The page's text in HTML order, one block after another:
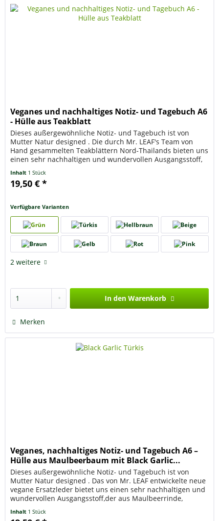
Veganes und nachhaltiges Notiz- und Tagebuch A6
- Hülle aus Teakblatt
Dieses außergewöhnliche Notiz- und Tagebuch ist von
Mutter Natur designed . Die durch Mr. LEAF's Team von
Hand gesammelten Teakblättern Nord-Thailands bieten uns
einen sehr nachhaltigen und wundervollen Ausgangsstoff,
Inhalt 1 Stück
19,50 € *
Verfügbare Varianten
2 weitere
In den Warenkorb
Merken
Veganes, nachhaltiges Notiz- und Tagebuch A6 –
Hülle aus Maulbeerbaum mit Black Garlic...
Dieses außergewöhnliche Notiz- und Tagebuch ist von
Mutter Natur designed . Das von Mr. LEAF entwickelte neue
vegane Ersatzleder bietet uns einen sehr nachhaltigen und
wundervollen Ausgangsstoff,der aus Maulbeerrinde,
Inhalt 1 Stück